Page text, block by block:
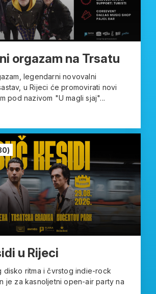
orgazam na Trsatu
legendarni novovalni
u Rijeci će promovirati novi
pod nazivom "U magli sjaj"...
u Rijeci
disko ritma i čvrstog indie-rock
je za kasnoljetni open-air party na